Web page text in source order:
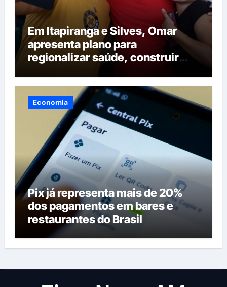
Em Itapiranga e Silves, Omar
apresenta plano para
regionalizar saúde, construir
maternidades e hospital regional
em Itacoatiara
Economia
Pix já representa mais de 20%
dos pagamentos em bares e
restaurantes do Brasil